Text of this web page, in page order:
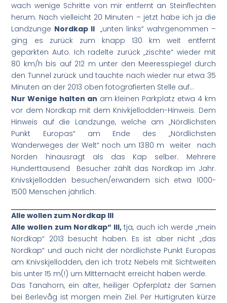
wach wenige Schritte von mir entfernt an Steinflechten
herum. Nach vielleicht 20 Minuten – jetzt habe ich ja die
Landzunge Nordkap II„unten links“ wahrgenommen –
ging es zurück zum knapp 130 km weit entfernt
geparkten Auto. Ich radelte zurück „zischte“ wieder mit
80 km/h bis auf 212 m unter den Meeresspiegel durch
den Tunnel zurück und tauchte nach wieder nur etwa 35
Minuten an der 2013 oben fotografierten Stelle auf…
Nur Wenige halten an am kleinen Parkplatz etwa 4 km
vor dem Nordkap mit dem Knivkjellodden-Hinweis. Dem
Hinweis auf die Landzunge, welche am „Nördlichsten
Punkt Europas“ am Ende des „Nördlichsten
Wanderweges der Welt“ noch um 1380 m weiter nach
Norden hinausragt als das Kap selber. Mehrere
Hunderttausend Besucher zählt das Nordkap im Jahr.
Knivskjellodden besuchen/erwandern sich etwa 1000-
1500 Menschen jährlich.
Alle wollen zum Nordkap III
Alle wollen zum Nordkap“ III,tja, auch ich werde „mein
Nordkap“ 2013 besucht haben. Es ist aber nicht „das
Nordkap“ und auch nicht der nördlichste Punkt Europas
am Knivskjellodden, den ich trotz Nebels mit Sichtweiten
bis unter 15 m(!) um Mitternacht erreicht haben werde.
Das Tanahorn, ein alter, heiliger Opferplatz der Samen
bei Berlevåg ist morgen mein Ziel. Per Hurtigruten kürze